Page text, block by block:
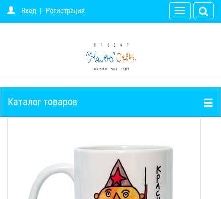
Вход | Регистрация
Toggle
navigation
Каталог товаров